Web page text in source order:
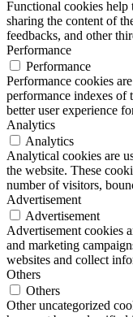
Functional cookies
sharing the content of
feedbacks, and other
Performance
Performance
Performance cookies
performance indexes of
better user experience
Analytics
Analytics
Analytical cookies are
the website. These
number of visitors,
Advertisement
Advertisement
Advertisement cookies
and marketing
websites and collect
Others
Others
Other uncategorized